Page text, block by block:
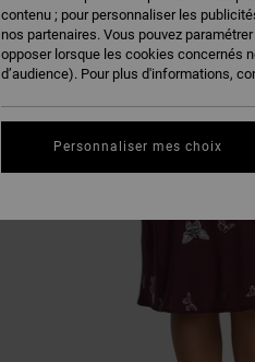
contenu ; pour personnaliser les
nos partenaires. Vous pouvez
opposer lorsque les cookies concernés
d’audience). Pour plus d'informations,
Personnaliser mes choix